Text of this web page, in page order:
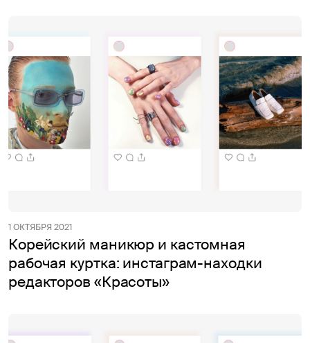
1 ОКТЯБРЯ 2021
Корейский маникюр и кастомная
рабочая куртка: инстаграм-находки
редакторов «Красоты»